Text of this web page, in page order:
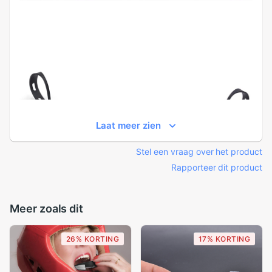
Laat meer zien
Stel een vraag over het product
Rapporteer dit product
Meer zoals dit
26% KORTING 17% KORTING